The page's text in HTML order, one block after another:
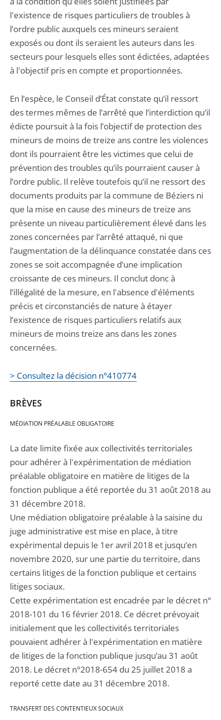
l'existence de risques particuliers de troubles à
l’ordre public auxquels ces mineurs seraient
exposés ou dont ils seraient les auteurs dans les
secteurs pour lesquels elles sont édictées, adaptées
à l'objectif pris en compte et proportionnées.
En l’espèce, le Conseil d’État constate qu’il ressort
des termes mêmes de l’arrêté que l’interdiction qu’il
édicte poursuit à la fois l’objectif de protection des
mineurs de moins de treize ans contre les violences
dont ils pourraient être les victimes que celui de
prévention des troubles qu’ils pourraient causer à
l’ordre public. Il relève toutefois qu’il ne ressort des
documents produits par la commune de Béziers ni
que la mise en cause des mineurs de treize ans
présente un niveau particulièrement élevé dans les
zones concernées par l’arrêté attaqué, ni que
l’augmentation de la délinquance constatée dans ces
zones se soit accompagnée d’une implication
croissante de ces mineurs. Il conclut donc à
l’illégalité de la mesure, en l'absence d'éléments
précis et circonstanciés de nature à étayer
l’existence de risques particuliers relatifs aux
mineurs de moins treize ans dans les zones
concernées.
> Consultez la décision n°410774
BRÈVES
MÉDIATION PRÉALABLE OBLIGATOIRE
La date limite fixée aux collectivités territoriales
pour adhérer à l'expérimentation de médiation
préalable obligatoire en matière de litiges de la
fonction publique a été reportée du 31 août 2018 au
31 décembre 2018.
Une médiation obligatoire préalable à la saisine du
juge administrative est mise en place, à titre
expérimental depuis le 1er avril 2018 et jusqu’en
novembre 2020, sur une partie du territoire, dans
certains litiges de la fonction publique et certains
litiges sociaux.
Cette expérimentation est encadrée par le décret n°
2018-101 du 16 février 2018. Ce décret prévoyait
initialement que les collectivités territoriales
pouvaient adhérer à l'expérimentation en matière
de litiges de la fonction publique jusqu’au 31 août
2018. Le décret n°2018-654 du 25 juillet 2018 a
reporté cette date au 31 décembre 2018.
TRANSFERT DES CONTENTIEUX SOCIAUX